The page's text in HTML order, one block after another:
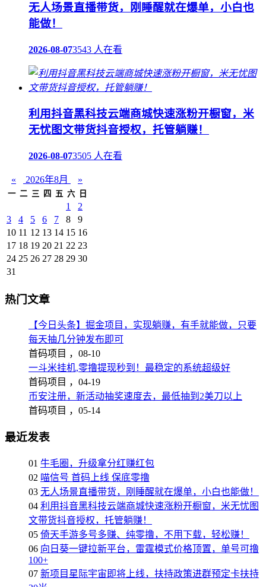
无人场景直播带货，刚睡醒就在爆单，小白也
能做！
2026-08-073543 人在看
利用抖音黑科技云端商城快速涨粉开橱窗，米
无忧图文带货抖音授权，托管躺赚！
2026-08-073505 人在看
« 2026年8月 »
一 二 三 四 五 六 日
1
2
3
4 5 6 7 8
9
10 11 12 13 14 15 16
17 18 19 20 21 22 23
24 25 26 27 28 29 30
31
热门文章
【今日头条】掘金项目，实现躺赚，有手就能做，只要
每天抽几分钟发布即可
首码项目 ， 08-10
一斗米挂机,零撸提现秒到！最稳定的系统超级好
首码项目 ， 04-19
币安注册，新活动抽奖速度去，最低抽到2美刀以上
首码项目 ， 05-14
最近发表
01 牛毛圈，升级拿分红赚红包
02 喵信号 首码上线 保底零撸
03 无人场景直播带货，刚睡醒就在爆单，小白也能做！
04 利用抖音黑科技云端商城快速涨粉开橱窗，米无忧图
文带货抖音授权，托管躺赚！
05 倚天手游多号多赚、纯零撸，不用下载，轻松赚！
06 向日葵一键拉新平台，雷霆模式价格顶置，单号可撸
100+
07 新项目星际宇宙即将上线，扶持政策进群预定卡扶持